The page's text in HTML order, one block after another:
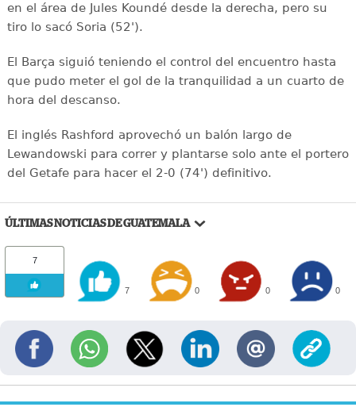
en el área de Jules Koundé desde la derecha, pero su
tiro lo sacó Soria (52').
El Barça siguió teniendo el control del encuentro hasta
que pudo meter el gol de la tranquilidad a un cuarto de
hora del descanso.
El inglés Rashford aprovechó un balón largo de
Lewandowski para correr y plantarse solo ante el portero
del Getafe para hacer el 2-0 (74') definitivo.
ÚLTIMAS NOTICIAS DE GUATEMALA
7
7 0 0 0